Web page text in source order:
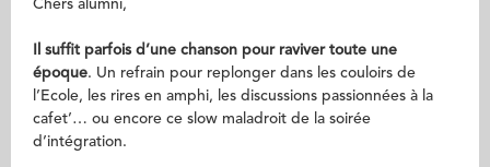
Chers alumni,
Il suffit parfois d’une chanson pour raviver toute une
époque. Un refrain pour replonger dans les couloirs de
l’Ecole, les rires en amphi, les discussions passionnées à la
cafet’… ou encore ce slow maladroit de la soirée
d’intégration.